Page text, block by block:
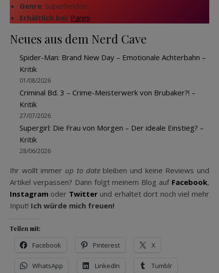
Genre: Superhelden
Erhältlich bei: Panini
Neues aus dem Nerd Cave
Spider-Man: Brand New Day – Emotionale Achterbahn –
Kritik
01/08/2026
Criminal Bd. 3 – Crime-Meisterwerk von Brubaker?! –
Kritik
27/07/2026
Supergirl: Die Frau von Morgen – Der ideale Einstieg? –
Kritik
28/06/2026
Ihr wollt immer up to datebleiben und keine Reviews und
Artikel verpassen? Dann folgt meinem Blog auf Facebook,
Instagram oder Twitter und erhaltet dort noch viel mehr
Input! Ich würde mich freuen!
Teilen mit:
Facebook Pinterest X
WhatsApp LinkedIn Tumblr